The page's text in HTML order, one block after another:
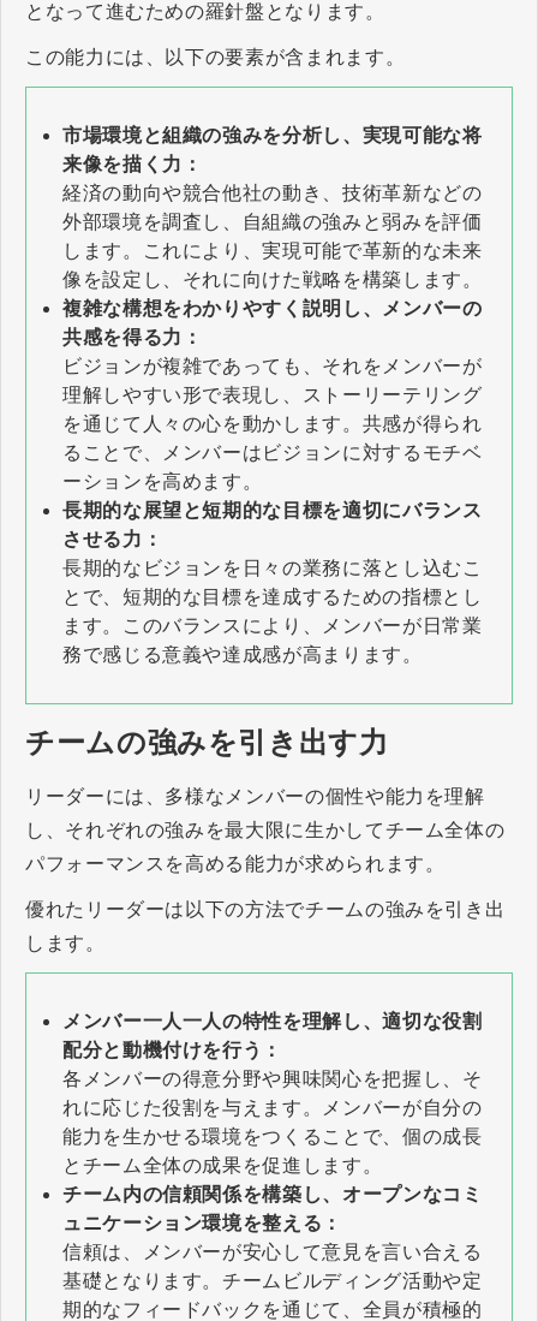
となって進むための羅針盤となります。
この能力には、以下の要素が含まれます。
市場環境と組織の強みを分析し、実現可能な将
来像を描く力：
経済の動向や競合他社の動き、技術革新などの
外部環境を調査し、自組織の強みと弱みを評価
します。これにより、実現可能で革新的な未来
像を設定し、それに向けた戦略を構築します。
複雑な構想をわかりやすく説明し、メンバーの
共感を得る力：
ビジョンが複雑であっても、それをメンバーが
理解しやすい形で表現し、ストーリーテリング
を通じて人々の心を動かします。共感が得られ
ることで、メンバーはビジョンに対するモチベ
ーションを高めます。
長期的な展望と短期的な目標を適切にバランス
させる力：
長期的なビジョンを日々の業務に落とし込むこ
とで、短期的な目標を達成するための指標とし
ます。このバランスにより、メンバーが日常業
務で感じる意義や達成感が高まります。
チームの強みを引き出す力
リーダーには、多様なメンバーの個性や能力を理解
し、それぞれの強みを最大限に生かしてチーム全体の
パフォーマンスを高める能力が求められます。
優れたリーダーは以下の方法でチームの強みを引き出
します。
メンバー一人一人の特性を理解し、適切な役割
配分と動機付けを行う：
各メンバーの得意分野や興味関心を把握し、そ
れに応じた役割を与えます。メンバーが自分の
能力を生かせる環境をつくることで、個の成長
とチーム全体の成果を促進します。
チーム内の信頼関係を構築し、オープンなコミ
ュニケーション環境を整える：
信頼は、メンバーが安心して意見を言い合える
基礎となります。チームビルディング活動や定
期的なフィードバックを通じて、全員が積極的